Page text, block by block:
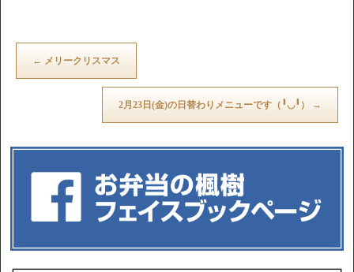
← メリークリスマス
2月23日(金)の日替わりメニューです（╹◡╹） →